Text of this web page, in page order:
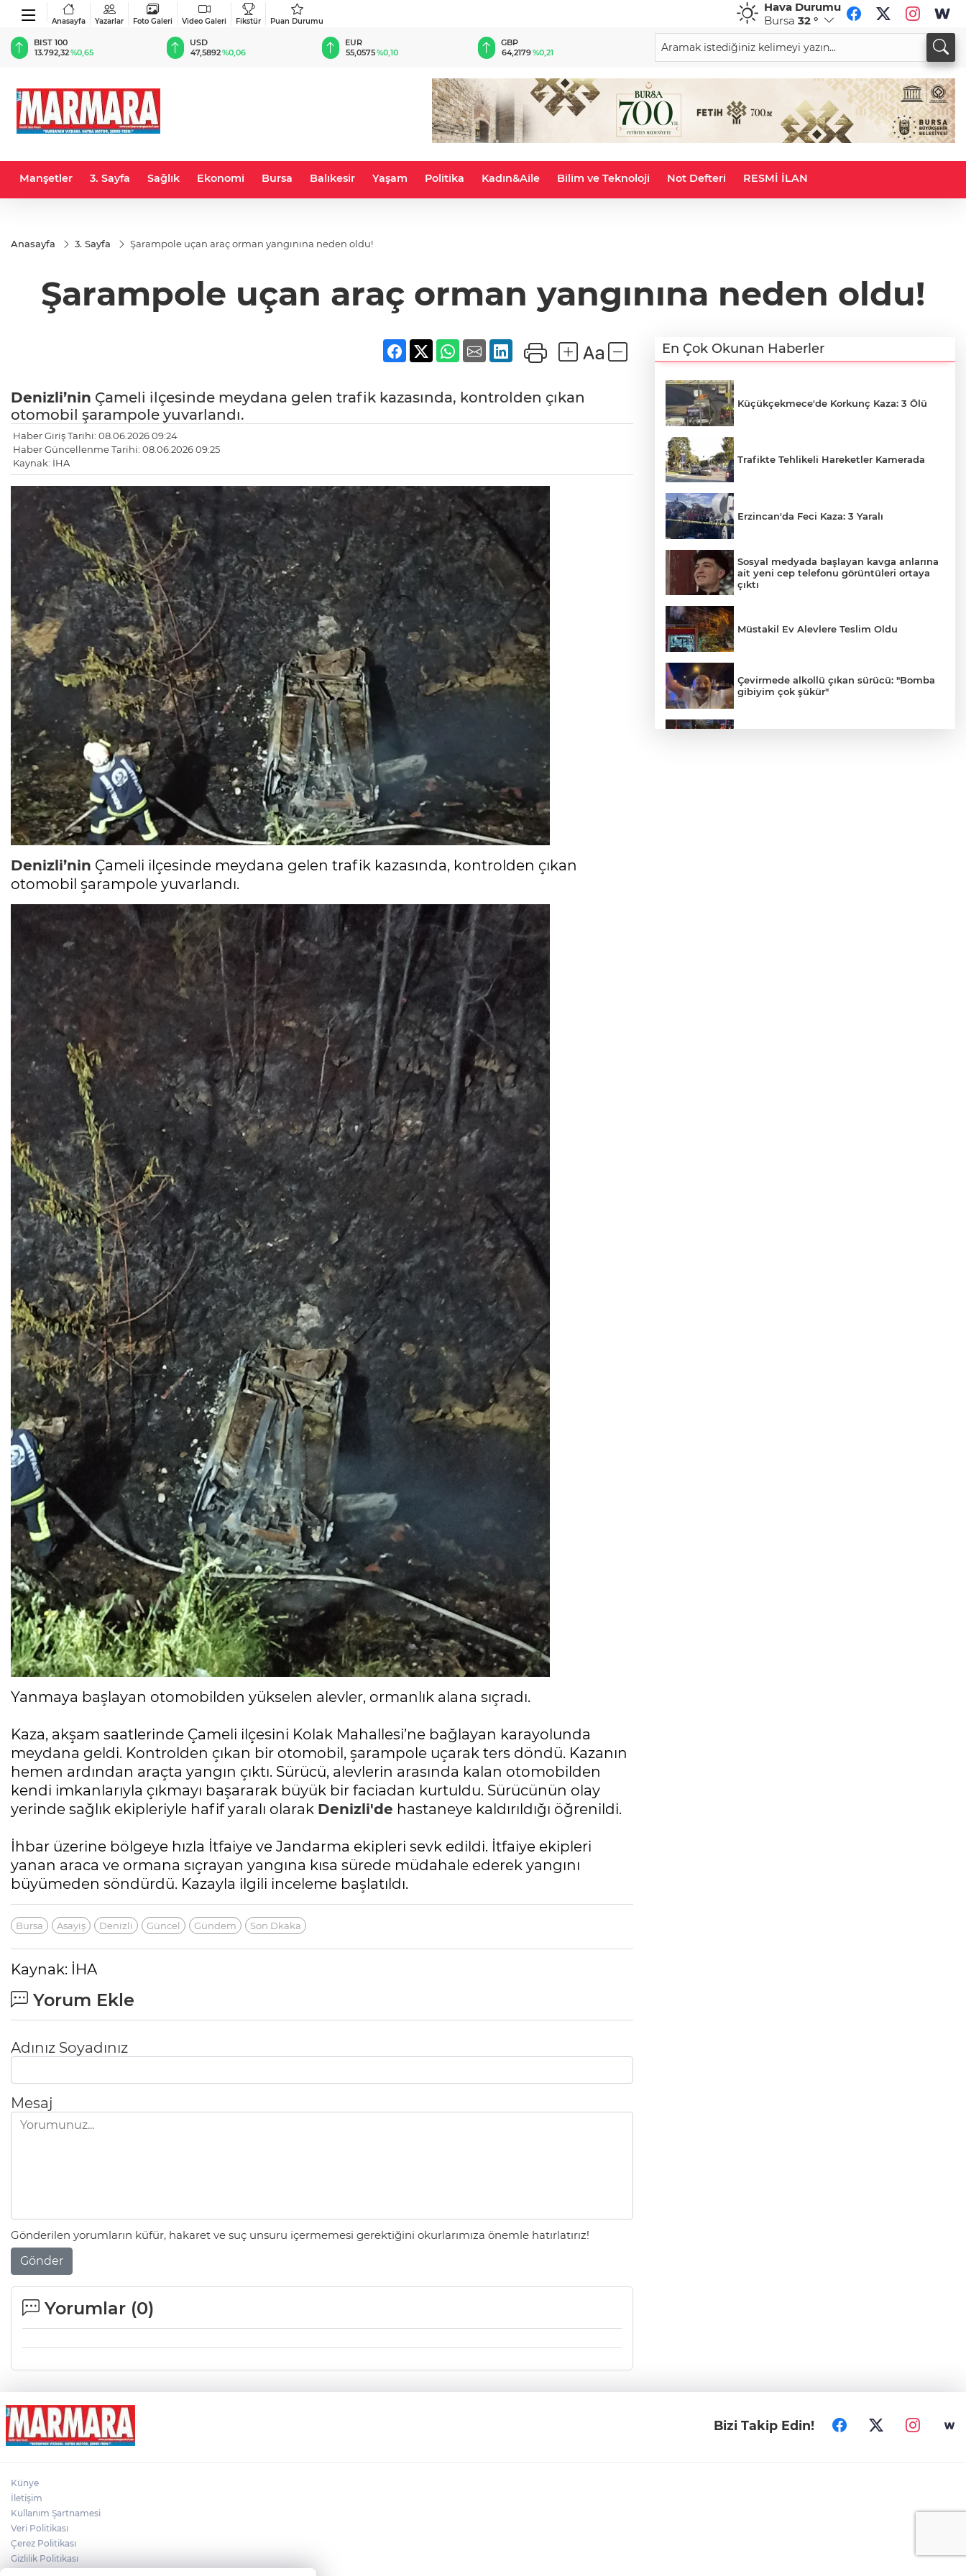
Anasayfa Yazarlar Foto Galeri Video Galeri Fikstür Puan Durumu
Hava Durumu
Bursa 32 °
BIST 100
13.792,32%0,65
USD
47,5892%0,06
EUR
55,0575%0,10
GBP
64,2179%0,21
CHF
58,8394%-0,14
33,9657
Manşetler 3. Sayfa Sağlık Ekonomi Bursa Balıkesir Yaşam Politika Kadın&Aile Bilim ve Teknoloji Not Defteri RESMİ İLAN
Anasayfa 3. Sayfa Şarampole uçan araç orman yangınına neden oldu!
Şarampole uçan araç orman yangınına neden oldu!
Denizli’nin Çameli ilçesinde meydana gelen trafik kazasında, kontrolden çıkan
otomobil şarampole yuvarlandı.
Haber Giriş Tarihi: 08.06.2026 09:24
Haber Güncellenme Tarihi: 08.06.2026 09:25
Kaynak: İHA
Denizli’nin Çameli ilçesinde meydana gelen trafik kazasında, kontrolden çıkan
otomobil şarampole yuvarlandı.
Yanmaya başlayan otomobilden yükselen alevler, ormanlık alana sıçradı.
Kaza, akşam saatlerinde Çameli ilçesini Kolak Mahallesi’ne bağlayan karayolunda
meydana geldi. Kontrolden çıkan bir otomobil, şarampole uçarak ters döndü. Kazanın
hemen ardından araçta yangın çıktı. Sürücü, alevlerin arasında kalan otomobilden
kendi imkanlarıyla çıkmayı başararak büyük bir faciadan kurtuldu. Sürücünün olay
yerinde sağlık ekipleriyle hafif yaralı olarak Denizli'de hastaneye kaldırıldığı öğrenildi.
İhbar üzerine bölgeye hızla İtfaiye ve Jandarma ekipleri sevk edildi. İtfaiye ekipleri
yanan araca ve ormana sıçrayan yangına kısa sürede müdahale ederek yangını
büyümeden söndürdü. Kazayla ilgili inceleme başlatıldı.
Bursa Asayiş Denizli Güncel Gündem Son Dkaka
Kaynak: İHA
Yorum Ekle
Adınız Soyadınız
Mesaj
Gönderilen yorumların küfür, hakaret ve suç unsuru içermemesi gerektiğini okurlarımıza önemle hatırlatırız!
Gönder
Yorumlar (0)
En Çok Okunan Haberler
Küçükçekmece'de Korkunç Kaza: 3 Ölü
Trafikte Tehlikeli Hareketler Kamerada
Erzincan'da Feci Kaza: 3 Yaralı
Sosyal medyada başlayan kavga anlarına
ait yeni cep telefonu görüntüleri ortaya
çıktı
Müstakil Ev Alevlere Teslim Oldu
Çevirmede alkollü çıkan sürücü: "Bomba
gibiyim çok şükür"
Bizi Takip Edin!
Künye
İletişim
Kullanım Şartnamesi
Veri Politikası
Çerez Politikası
Gizlilik Politikası